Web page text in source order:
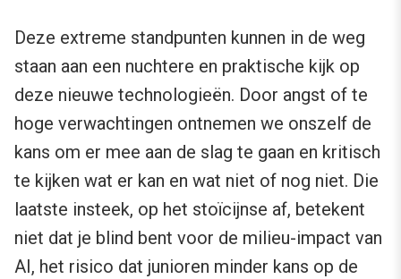
Deze extreme standpunten kunnen in de weg
staan aan een nuchtere en praktische kijk op
deze nieuwe technologieën. Door angst of te
hoge verwachtingen ontnemen we onszelf de
kans om er mee aan de slag te gaan en kritisch
te kijken wat er kan en wat niet of nog niet. Die
laatste insteek, op het stoïcijnse af, betekent
niet dat je blind bent voor de milieu-impact van
AI, het risico dat junioren minder kans op de